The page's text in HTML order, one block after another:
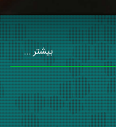
بیشتر ...